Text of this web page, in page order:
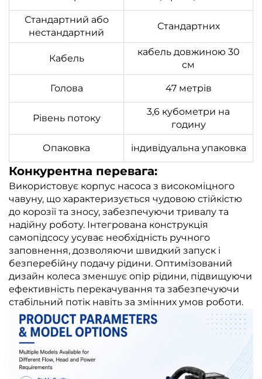
Стандартний або
нестандартний
Стандартних
Кабель
кабель довжиною 30
см
Голова 47 метрів
Рівень потоку
3,6 кубометри на
годину
Опаковка індивідуальна упаковка
Конкурентна перевага:
Використовує корпус насоса з високоміцного
чавуну, що характеризується чудовою стійкістю
до корозії та зносу, забезпечуючи тривалу та
надійну роботу. Інтегрована конструкція
самопідсосу усуває необхідність ручного
заповнення, дозволяючи швидкий запуск і
безперебійну подачу рідини. Оптимізований
дизайн колеса зменшує опір рідини, підвищуючи
ефективність перекачування та забезпечуючи
стабільний потік навіть за змінних умов роботи.